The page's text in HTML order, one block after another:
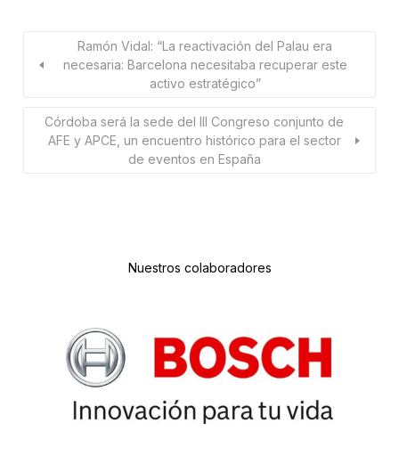
Ramón Vidal: “La reactivación del Palau era
necesaria: Barcelona necesitaba recuperar este
activo estratégico”
Córdoba será la sede del III Congreso conjunto de
AFE y APCE, un encuentro histórico para el sector
de eventos en España
Nuestros colaboradores